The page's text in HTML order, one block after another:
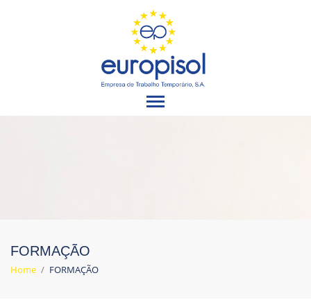
FORMAÇÃO
Home / FORMAÇÃO